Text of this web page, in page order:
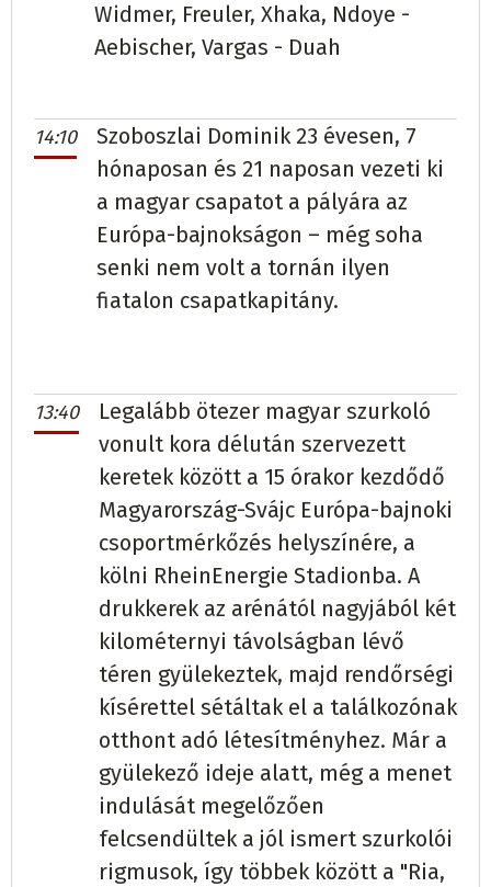
Widmer, Freuler, Xhaka, Ndoye -
Aebischer, Vargas - Duah
14:10
Szoboszlai Dominik 23 évesen, 7
hónaposan és 21 naposan vezeti ki
a magyar csapatot a pályára az
Európa-bajnokságon – még soha
senki nem volt a tornán ilyen
fiatalon csapatkapitány.
13:40
Legalább ötezer magyar szurkoló
vonult kora délután szervezett
keretek között a 15 órakor kezdődő
Magyarország-Svájc Európa-bajnoki
csoportmérkőzés helyszínére, a
kölni RheinEnergie Stadionba. A
drukkerek az arénától nagyjából két
kilométernyi távolságban lévő
téren gyülekeztek, majd rendőrségi
kísérettel sétáltak el a találkozónak
otthont adó létesítményhez. Már a
gyülekező ideje alatt, még a menet
indulását megelőzően
felcsendültek a jól ismert szurkolói
rigmusok, így többek között a "Ria,